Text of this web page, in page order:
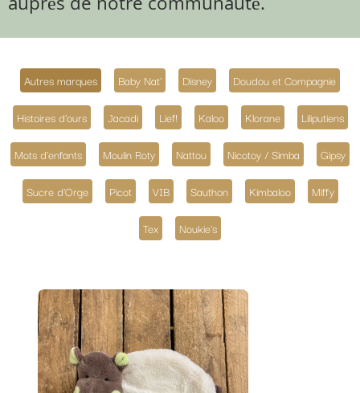
Autres marques Baby Nat' Disney Doudou et Compagnie
Histoires d'ours Jacadi Lief! Kaloo Klorane Liliputiens
Mots d'enfants Moulin Roty Nattou Nicotoy / Simba Gipsy
Sucre d'Orge Picot VIB Sauthon Kimbaloo Miffy
Tex Noukie's